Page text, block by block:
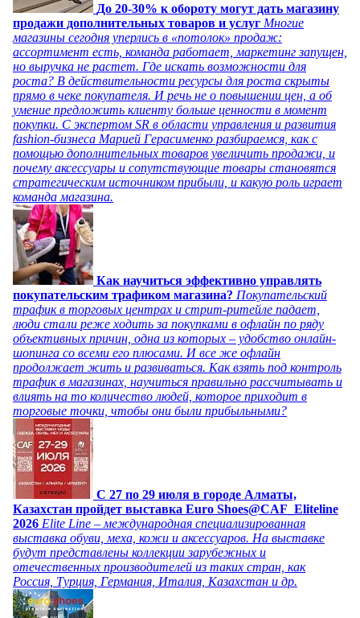
До 20-30% к обороту могут дать магазину
продажи дополнительных товаров и услуг Многие
магазины сегодня уперлись в «потолок» продаж:
ассортимент есть, команда работает, маркетинг запущен,
но выручка не растет. Где искать возможности для
роста? В действительности ресурсы для роста скрыты
прямо в чеке покупателя. И речь не о повышении цен, а об
умение предложить клиенту больше ценности в момент
покупки. С экспертом SR в области управления и развития
fashion-бизнеса Марией Герасименко разбираемся, как с
помощью дополнительных товаров увеличить продажи, и
почему аксессуары и сопутствующие товары становятся
стратегическим источником прибыли, и какую роль играет
команда магазина.
Как научиться эффективно управлять
покупательским трафиком магазина? Покупательский
трафик в торговых центрах и стрит-ритейле падает,
люди стали реже ходить за покупками в офлайн по ряду
объективных причин, одна из которых – удобство онлайн-
шопинга со всеми его плюсами. И все же офлайн
продолжает жить и развиваться. Как взять под контроль
трафик в магазинах, научиться правильно рассчитывать и
влиять на то количество людей, которое приходит в
торговые точки, чтобы они были прибыльными?
C 27 по 29 июля в городе Алматы,
Казахстан пройдет выставка Euro Shoes@CAF_Eliteline
2026 Elite Line – международная специализированная
выставка обуви, меха, кожи и аксессуаров. На выставке
будут представлены коллекции зарубежных и
отечественных производителей из таких стран, как
Россия, Турция, Германия, Италия, Казахстан и др.